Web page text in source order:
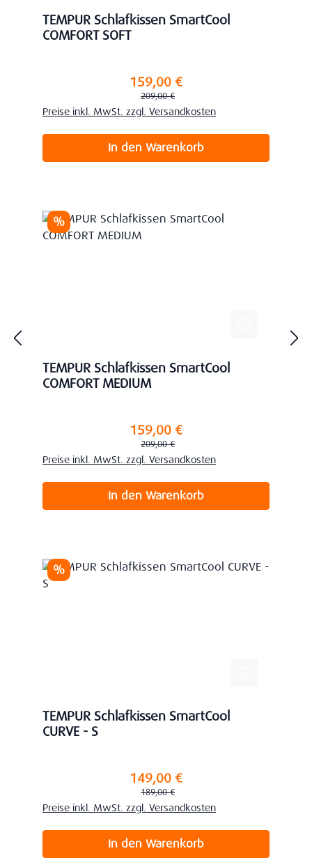
TEMPUR Schlafkissen SmartCool
COMFORT SOFT
159,00 €
Regulärer Preis:
209,00 €
Preise inkl. MwSt. zzgl. Versandkosten
In den Warenkorb
Rabatt
%
TEMPUR Schlafkissen SmartCool
COMFORT MEDIUM
159,00 €
Regulärer Preis:
209,00 €
Preise inkl. MwSt. zzgl. Versandkosten
In den Warenkorb
Rabatt
%
TEMPUR Schlafkissen SmartCool
CURVE - S
149,00 €
Regulärer Preis:
189,00 €
Preise inkl. MwSt. zzgl. Versandkosten
In den Warenkorb